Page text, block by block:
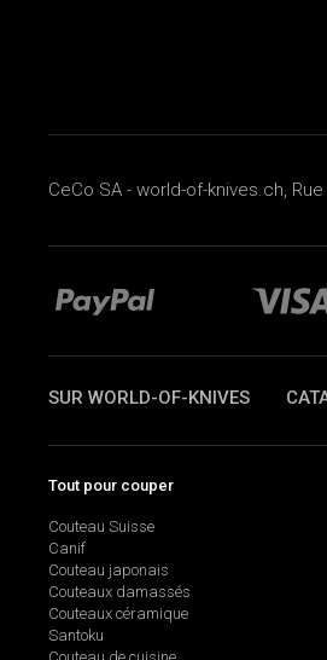
CeCo SA - world-of-knives.ch,
SUR WORLD-OF-KNIVES
Tout pour couper
Couteau Suisse
Canif
Couteau japonais
Couteaux damassés
Couteaux céramique
Santoku